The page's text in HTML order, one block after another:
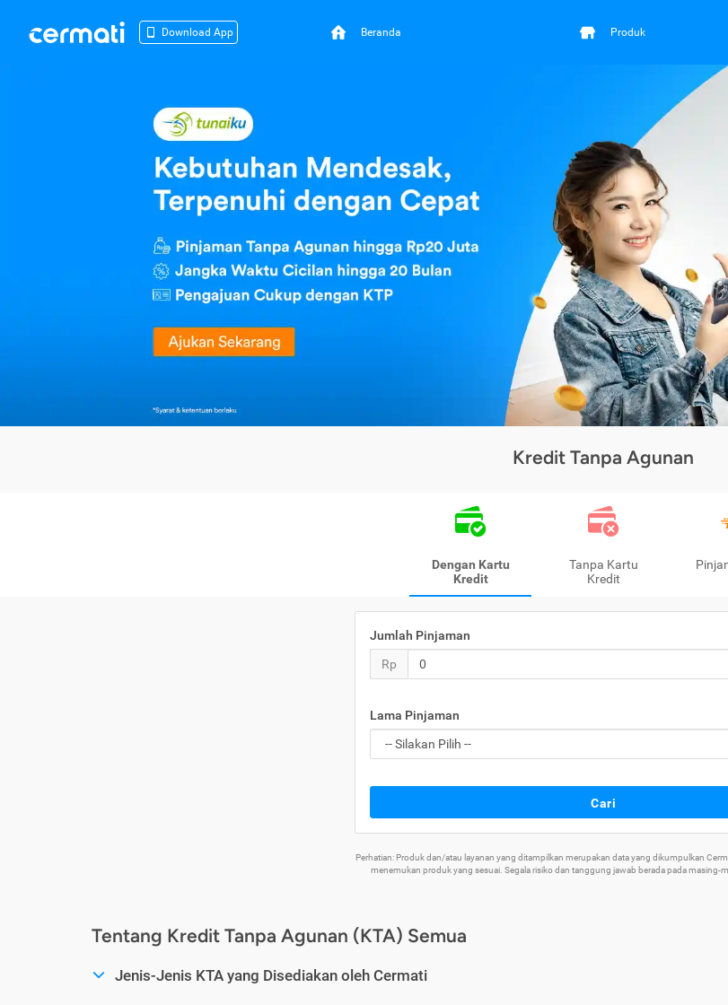
Download App Beranda Produk
Kredit Tanpa Agunan
Dengan Kartu
Kredit
Tanpa Kartu
Kredit
Jumlah Pinjaman
Rp
Lama Pinjaman
Cari
Perhatian: Produk dan/atau layanan yang ditampilkan merupakan data yang dikumpulkan
menemukan produk yang sesuai. Segala risiko dan tanggung jawab berada pada masing-
Tentang Kredit Tanpa Agunan (KTA) Semua
Jenis-Jenis KTA yang Disediakan oleh Cermati